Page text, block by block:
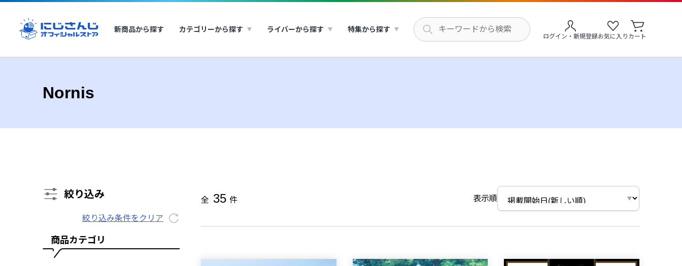
新商品から探す カテゴリーから探す ライバーから探す 特集から探す
ログイン・新規登録お気に入り カート
Nornis
絞り込み
絞り込み条件をクリア
商品カテゴリ
全 35 件 表示順